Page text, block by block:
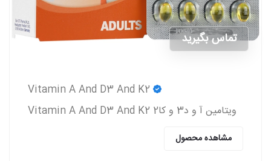
تماس بگیرید
ویتامین آ و د3 و کا2 Vitamin A And D3 And K2
مشاهده محصول